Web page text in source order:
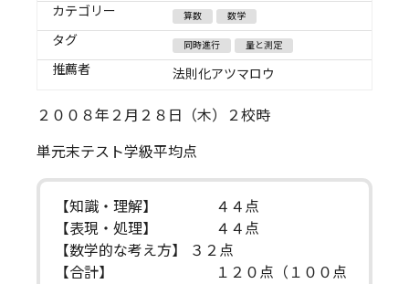
カテゴリー 算数 数学
タグ 同時進行 量と測定
推薦者 法則化アツマロウ
２００８年２月２８日（木）２校時
単元末テスト学級平均点
【知識・理解】 ４４点
【表現・処理】 ４４点
【数学的な考え方】 ３２点
【合計】 １２０点（１００点